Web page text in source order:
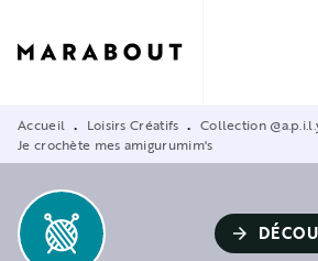
Accueil • Loisirs Créatifs • Collection
Je crochète mes amigurumim's
arrow_forward